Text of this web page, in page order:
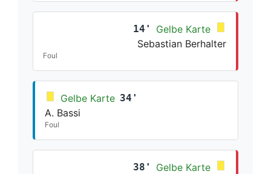
14'
Gelbe Karte
Sebastian Berhalter
Foul
Gelbe Karte 34'
A. Bassi
Foul
38'
Gelbe Karte